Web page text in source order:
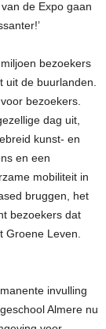
de Expo gaan
bezoekers
uit de buurlanden.
bezoekers.
dag uit,
kunst- en
en een
mobiliteit in
bruggen, het
bezoekers dat
Groene Leven.
invulling
Almere nu